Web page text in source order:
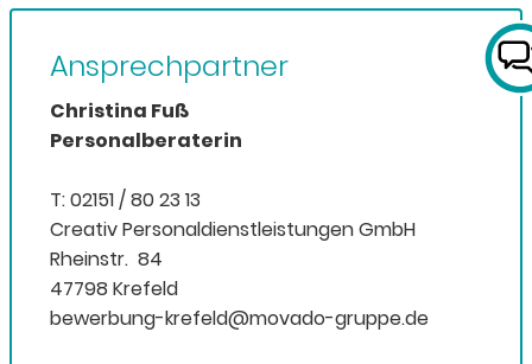
Ansprechpartner
Christina Fuß
Personalberaterin
T: 02151 / 80 23 13
Creativ Personaldienstleistungen GmbH
Rheinstr. 84
47798 Krefeld
bewerbung-krefeld@movado-gruppe.de